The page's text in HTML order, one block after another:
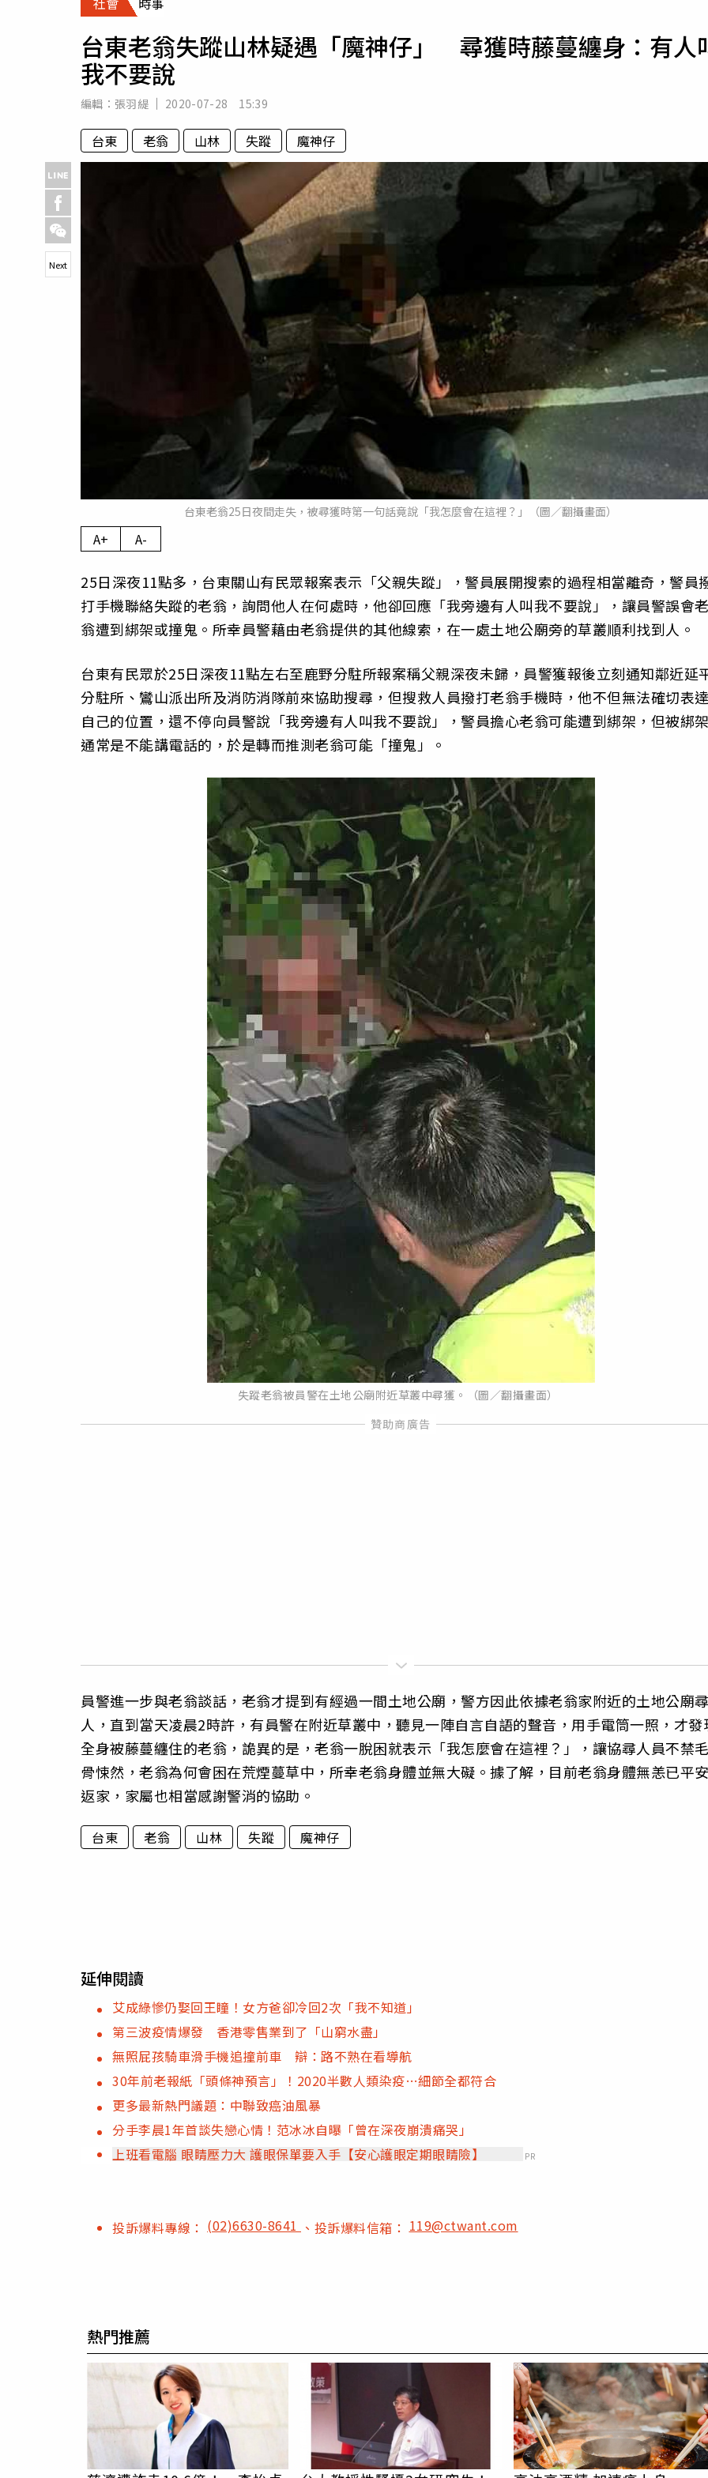
專欄
運勢
台東老翁失蹤山林疑遇「魔神仔」 尋獲時藤蔓纏身：有人
我不要說
編輯： 張羽緹 2020-07-28 15:39
台東 老翁 山林 失蹤 魔神仔
台東老翁25日夜間走失，被尋獲時第一句話竟說「我怎麼會在這裡？」（圖／翻攝畫面）
Next
A+ A-
25日深夜11點多，台東關山有民眾報案表示「父親失蹤」，警員展開搜索的過程相當離奇，警員
打手機聯絡失蹤的老翁，詢問他人在何處時，他卻回應「我旁邊有人叫我不要說」，讓員警誤會老
翁遭到綁架或撞鬼。所幸員警藉由老翁提供的其他線索，在一處土地公廟旁的草叢順利找到人。
台東有民眾於25日深夜11點左右至鹿野分駐所報案稱父親深夜未歸，員警獲報後立刻通知鄰近延
分駐所、鸞山派出所及消防消隊前來協助搜尋，但搜救人員撥打老翁手機時，他不但無法確切表達
自己的位置，還不停向員警說「我旁邊有人叫我不要說」，警員擔心老翁可能遭到綁架，但被綁架
通常是不能講電話的，於是轉而推測老翁可能「撞鬼」。
失蹤老翁被員警在土地公廟附近草叢中尋獲。（圖／翻攝畫面）
員警進一步與老翁談話，老翁才提到有經過一間土地公廟，警方因此依據老翁家附近的土地公廟尋
人，直到當天凌晨2時許，有員警在附近草叢中，聽見一陣自言自語的聲音，用手電筒一照，才發
全身被藤蔓纏住的老翁，詭異的是，老翁一脫困就表示「我怎麼會在這裡？」，讓協尋人員不禁毛
骨悚然，老翁為何會困在荒煙蔓草中，所幸老翁身體並無大礙。據了解，目前老翁身體無恙已平安
返家，家屬也相當感謝警消的協助。
台東 老翁 山林 失蹤 魔神仔
延伸閱讀
艾成綠慘仍娶回王瞳！女方爸卻冷回2次「我不知道」
第三波疫情爆發 香港零售業到了「山窮水盡」
無照屁孩騎車滑手機追撞前車 辯：路不熟在看導航
30年前老報紙「頭條神預言」！2020半數人類染疫…細節全都符合
更多最新熱門議題：中聯致癌油風暴
分手李晨1年首談失戀心情！范冰冰自曝「曾在深夜崩潰痛哭」
上班看電腦 眼睛壓力大 護眼保單要入手【安心護眼定期眼睛險】
PR
投訴爆料專線： (02)6630-8641 、投訴爆料信箱：119@ctwant.com
熱門推薦
PR